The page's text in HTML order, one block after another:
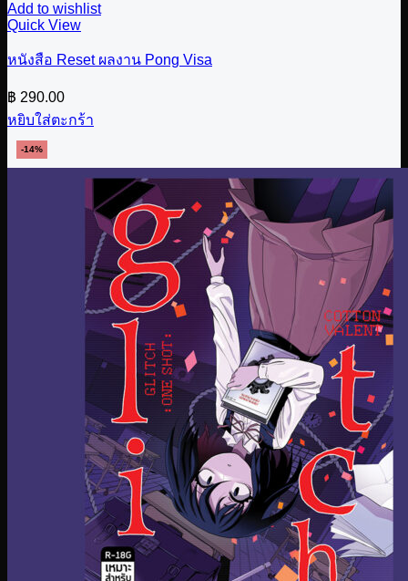
Add to wishlist
Quick View
หนังสือ Reset ผลงาน Pong Visa
฿ 290.00
หยิบใส่ตะกร้า
-14%